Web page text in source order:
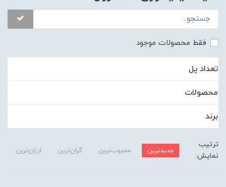
فقط محصولات موجود
تعداد پل
محصولات
برند
ترتیب
نمایش:
جدیدترین محبوب‌ترین گران‌ترین ارزان‌ترین